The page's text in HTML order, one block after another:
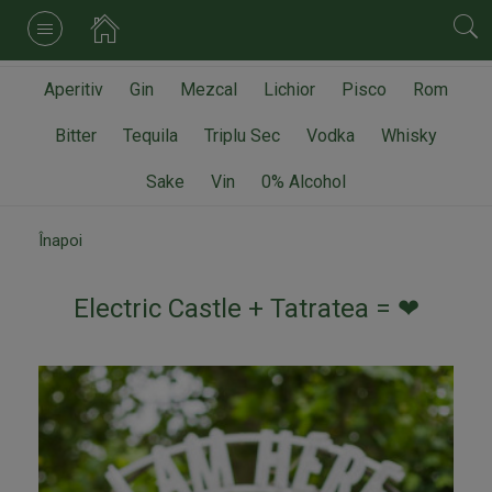
Aperitiv Gin Mezcal Lichior Pisco Rom
Bitter Tequila Triplu Sec Vodka Whisky
Sake Vin 0% Alcohol
Înapoi
Electric Castle + Tatratea = ❤